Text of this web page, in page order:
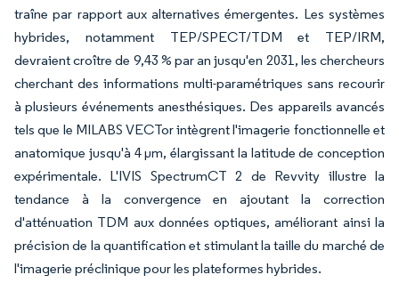
traîne par rapport aux alternatives émergentes. Les systèmes
hybrides, notamment TEP/SPECT/TDM et TEP/IRM,
devraient croître de 9,43 % par an jusqu'en 2031, les chercheurs
cherchant des informations multi-paramétriques sans recourir
à plusieurs événements anesthésiques. Des appareils avancés
tels que le MILABS VECTor intègrent l'imagerie fonctionnelle et
anatomique jusqu'à 4 µm, élargissant la latitude de conception
expérimentale. L'IVIS SpectrumCT 2 de Revvity illustre la
tendance à la convergence en ajoutant la correction
d'atténuation TDM aux données optiques, améliorant ainsi la
précision de la quantification et stimulant la taille du marché de
l'imagerie préclinique pour les plateformes hybrides.